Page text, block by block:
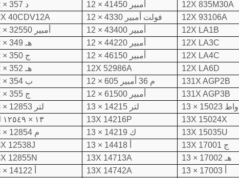
12 × 357 د
12 × 41450 أمبير 12X 835M30A
40CDV12A
12 × 4330 فولت أمبير 12X 93106A
12 × 32550 أمبير
12 × 43400 أمبير 12X LA1B
12 × 349 هـ
12 × 44220 أمبير 12X LA3C
12 × 350 ج
12 × 46150 أمبير 12X LA4C
12 × 352 هـ
12X 52986A 12X LA6D
12 × 354 ب
12 × 605 م 36 أمبير 131X AGP2B
12 × 355 ج
12 × 61500 أمبير 131X AGP3B
13 × 12853 لتر
13 × 14215 لتر 13 × 15023 واط
١٣ × ١٢٥٤٩ لتر
13X 14216P 13X 15024X
13 × 12854 م
13 × 14219 ك 13X 15035U
12538J
13X 17001 ج
12855N
13X 14713A 13 × 17002 هـ
13X 14742A